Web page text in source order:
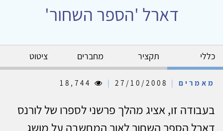
דארל 'הספר השחור'
כללי תקציר מחברים ציטוט
מאמרים |
|
בעבודה זו, אציג מהלך פרשני לספרו של לורנס
דארל הספר השחור לאור המחשבה על מושג